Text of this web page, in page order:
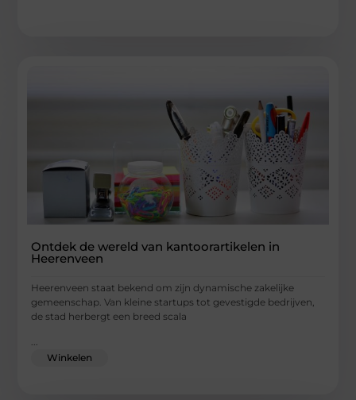
Ontdek de wereld van kantoorartikelen in
Heerenveen
Heerenveen staat bekend om zijn dynamische zakelijke
gemeenschap. Van kleine startups tot gevestigde bedrijven,
de stad herbergt een breed scala
...
Winkelen